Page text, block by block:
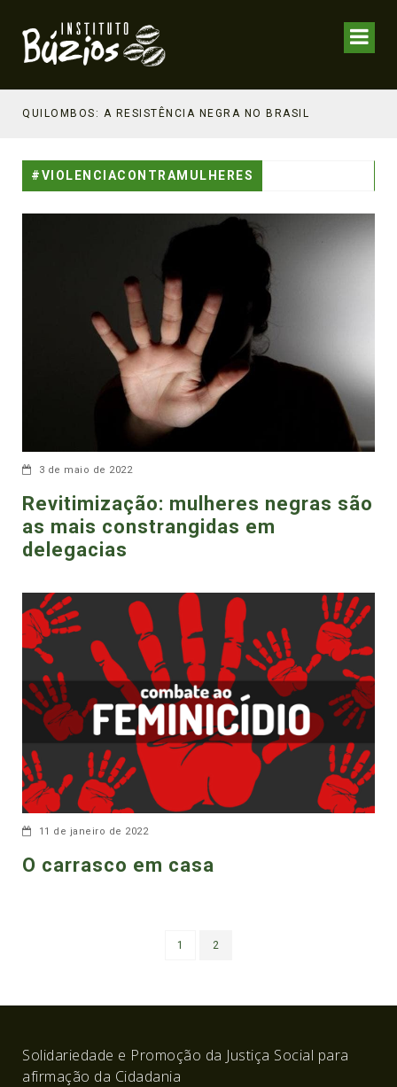
QUILOMBOS: A RESISTÊNCIA NEGRA NO BRASIL
#VIOLENCIACONTRAMULHERES
3 de maio de 2022
Revitimização: mulheres negras são
as mais constrangidas em
delegacias
11 de janeiro de 2022
O carrasco em casa
1 2
Solidariedade e Promoção da Justiça Social para
afirmação da Cidadania